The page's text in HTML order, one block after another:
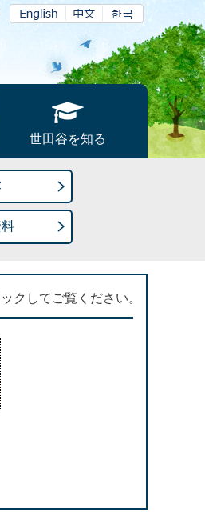
世田谷を知る
クしてご覧ください。